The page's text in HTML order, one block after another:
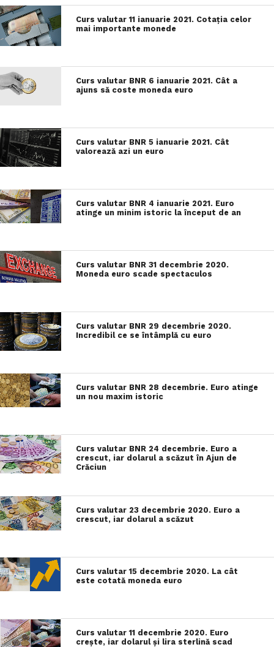
Curs valutar 11 ianuarie 2021. Cotația celor
mai importante monede
Curs valutar BNR 6 ianuarie 2021. Cât a
ajuns să coste moneda euro
Curs valutar BNR 5 ianuarie 2021. Cât
valorează azi un euro
Curs valutar BNR 4 ianuarie 2021. Euro
atinge un minim istoric la început de an
Curs valutar BNR 31 decembrie 2020.
Moneda euro scade spectaculos
Curs valutar BNR 29 decembrie 2020.
Incredibil ce se întâmplă cu euro
Curs valutar BNR 28 decembrie. Euro atinge
un nou maxim istoric
Curs valutar BNR 24 decembrie. Euro a
crescut, iar dolarul a scăzut în Ajun de
Crăciun
Curs valutar 23 decembrie 2020. Euro a
crescut, iar dolarul a scăzut
Curs valutar 15 decembrie 2020. La cât
este cotată moneda euro
Curs valutar 11 decembrie 2020. Euro
crește, iar dolarul și lira sterlină scad